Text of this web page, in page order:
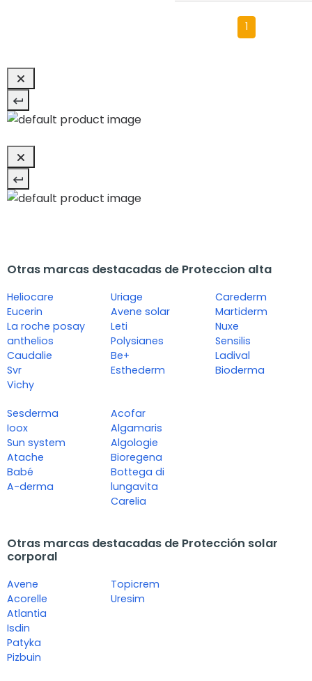
1
Otras marcas destacadas de Proteccion alta
Heliocare
Eucerin
La roche posay
anthelios
Caudalie
Svr
Vichy
Uriage
Avene solar
Leti
Polysianes
Be+
Esthederm
Carederm
Martiderm
Nuxe
Sensilis
Ladival
Bioderma
Sesderma
Ioox
Sun system
Atache
Babé
A-derma
Acofar
Algamaris
Algologie
Bioregena
Bottega di
lungavita
Carelia
Otras marcas destacadas de Protección solar
corporal
Avene
Acorelle
Atlantia
Isdin
Patyka
Pizbuin
Topicrem
Uresim